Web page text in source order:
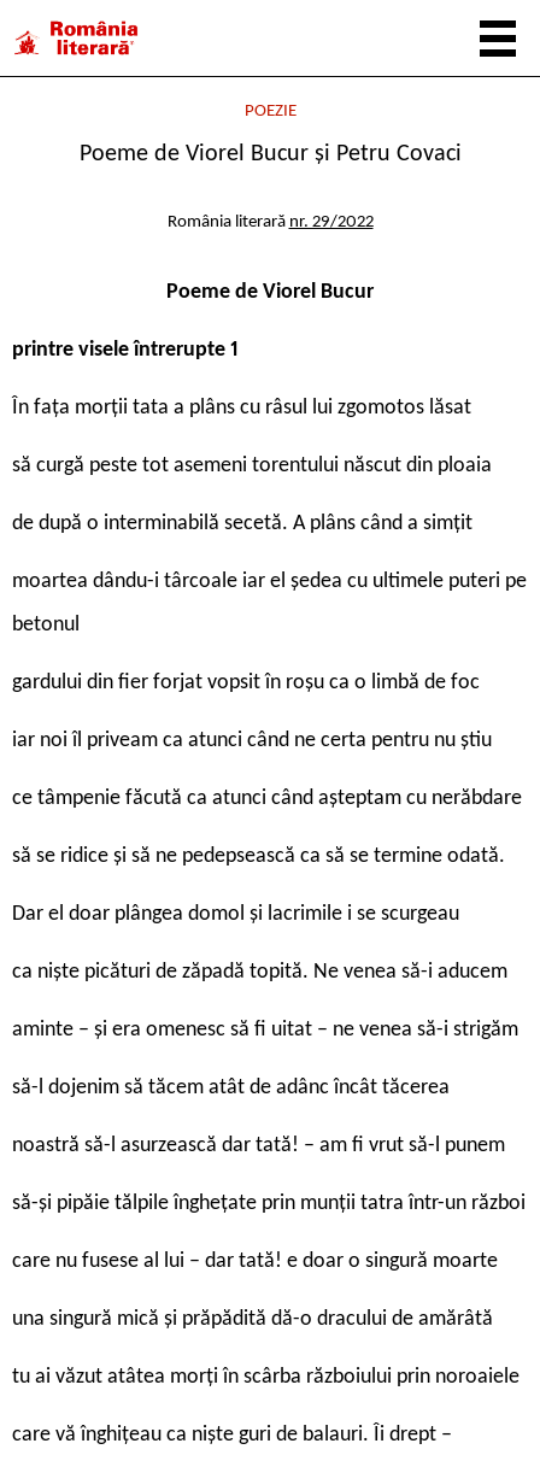
POEZIE
Poeme de Viorel Bucur și Petru Covaci
România literară nr. 29/2022
Poeme de Viorel Bucur
printre visele întrerupte 1
În faţa morţii tata a plâns cu râsul lui zgomotos lăsat
să curgă peste tot asemeni torentului născut din ploaia
de după o interminabilă secetă. A plâns când a simţit
moartea dându-i târcoale iar el şedea cu ultimele puteri pe
betonul
gardului din fier forjat vopsit în roşu ca o limbă de foc
iar noi îl priveam ca atunci când ne certa pentru nu ştiu
ce tâmpenie făcută ca atunci când aşteptam cu nerăbdare
să se ridice şi să ne pedepsească ca să se termine odată.
Dar el doar plângea domol şi lacrimile i se scurgeau
ca nişte picături de zăpadă topită. Ne venea să-i aducem
aminte – şi era omenesc să fi uitat – ne venea să-i strigăm
să-l dojenim să tăcem atât de adânc încât tăcerea
noastră să-l asurzească dar tată! – am fi vrut să-l punem
să-şi pipăie tălpile îngheţate prin munţii tatra într-un război
care nu fusese al lui – dar tată! e doar o singură moarte
una singură mică şi prăpădită dă-o dracului de amărâtă
tu ai văzut atâtea morţi în scârba războiului prin noroaiele
care vă înghiţeau ca nişte guri de balauri. Îi drept –